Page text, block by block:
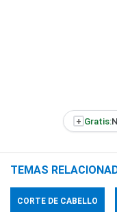
+ Gratis:
TEMAS
CORTE DE CABELLO